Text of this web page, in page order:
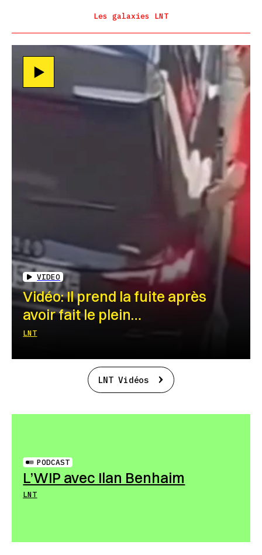
Les galaxies LNT
VIDEO
Vidéo: Il prend la fuite après
avoir fait le plein…
LNT
LNT Vidéos
PODCAST
L’WIP avec Ilan Benhaim
LNT